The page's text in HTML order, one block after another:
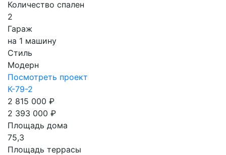
Количество спален
2
Гараж
на 1 машину
Стиль
Модерн
Посмотреть проект
К-79-2
2 815 000 ₽
2 393 000 ₽
Площадь дома
75,3
Площадь террасы